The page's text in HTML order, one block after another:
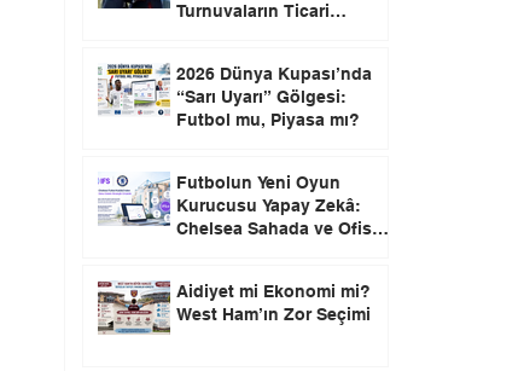
Turnuvaların Ticari
2026 Dünya Kupası’nda
“Sarı Uyarı” Gölgesi:
Futbol mu, Piyasa mı?
Futbolun Yeni Oyun
Kurucusu Yapay Zekâ:
Chelsea Sahada ve Ofiste
Aidiyet mi Ekonomi mi?
West Ham’ın Zor Seçimi